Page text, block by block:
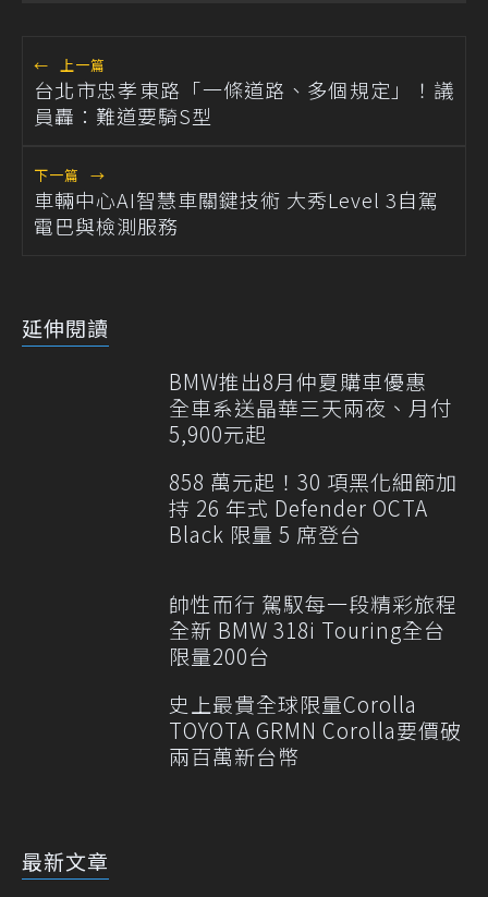
← 上一篇
台北市忠孝東路「一條道路、多個規定」！議
員轟：難道要騎S型
下一篇 →
車輛中心AI智慧車關鍵技術 大秀Level 3自駕
電巴與檢測服務
延伸閱讀
BMW推出8月仲夏購車優惠
全車系送晶華三天兩夜、月付
5,900元起
858 萬元起！30 項黑化細節加
持 26 年式 Defender OCTA
Black 限量 5 席登台
帥性而行 駕馭每一段精彩旅程
全新 BMW 318i Touring全台
限量200台
史上最貴全球限量Corolla
TOYOTA GRMN Corolla要價破
兩百萬新台幣
最新文章